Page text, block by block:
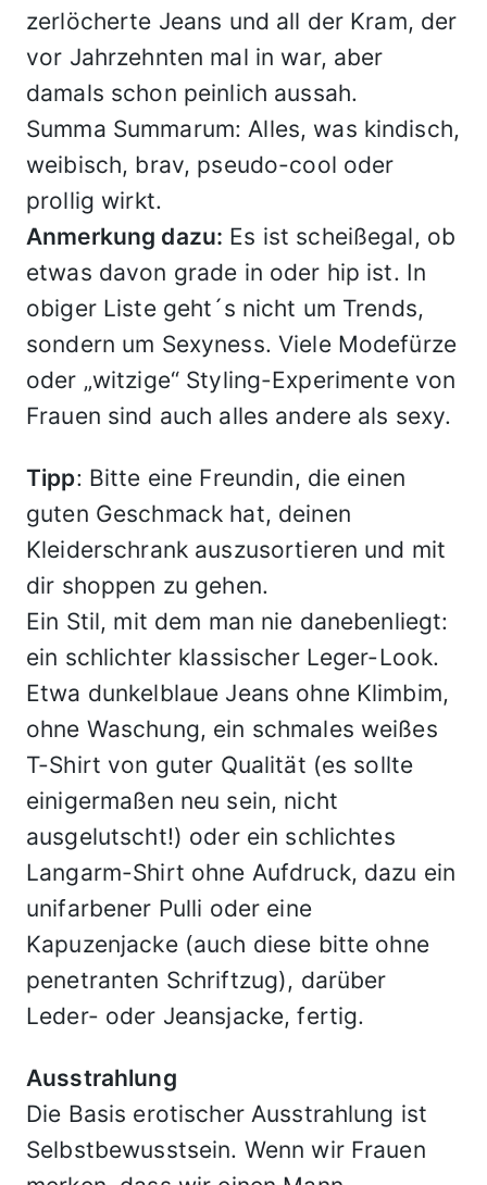
zerlöcherte Jeans und all der Kram, der
vor Jahrzehnten mal in war, aber
damals schon peinlich aussah.
Summa Summarum: Alles, was kindisch,
weibisch, brav, pseudo-cool oder
prollig wirkt.
Anmerkung dazu: Es ist scheißegal, ob
etwas davon grade in oder hip ist. In
obiger Liste geht´s nicht um Trends,
sondern um Sexyness. Viele Modefürze
oder „witzige“ Styling-Experimente von
Frauen sind auch alles andere als sexy.
Tipp: Bitte eine Freundin, die einen
guten Geschmack hat, deinen
Kleiderschrank auszusortieren und mit
dir shoppen zu gehen.
Ein Stil, mit dem man nie danebenliegt:
ein schlichter klassischer Leger-Look.
Etwa dunkelblaue Jeans ohne Klimbim,
ohne Waschung, ein schmales weißes
T-Shirt von guter Qualität (es sollte
einigermaßen neu sein, nicht
ausgelutscht!) oder ein schlichtes
Langarm-Shirt ohne Aufdruck, dazu ein
unifarbener Pulli oder eine
Kapuzenjacke (auch diese bitte ohne
penetranten Schriftzug), darüber
Leder- oder Jeansjacke, fertig.
Ausstrahlung
Die Basis erotischer Ausstrahlung ist
Selbstbewusstsein. Wenn wir Frauen